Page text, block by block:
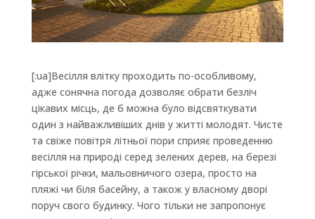
[:ua]Весілля влітку проходить по-особливому,
адже сонячна погода дозволяє обрати безліч
цікавих місць, де б можна було відсвяткувати
один з найважливіших днів у житті молодят. Чисте
та свіже повітря літньої пори сприяє проведенню
весілля на природі серед зелених дерев, на березі
гірської річки, мальовничого озера, просто на
пляжі чи біля басейну, а також у власному дворі
поруч свого будинку. Чого тільки не запропонує